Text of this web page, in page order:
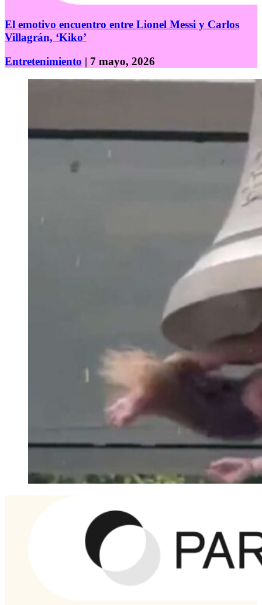
El emotivo encuentro entre Lionel Messi y Carlos
Villagrán, ‘Kiko’
Entretenimiento | 7 mayo, 2026